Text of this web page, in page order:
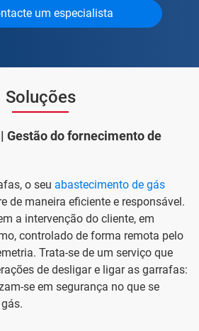
um especialista
Soluções
| Gestão do fornecimento de
o seu abastecimento de gás
de maneira eficiente e responsável.
a intervenção do cliente, em
controlado de forma remota pelo
Trata-se de um serviço que
de desligar e ligar as garrafas:
se em segurança no que se